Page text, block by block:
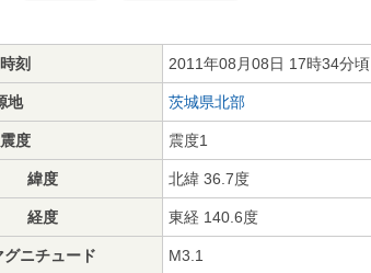
刻 2011年08月08日 17時34分頃
地 茨城県北部
度 震度1
緯度 北緯 36.7度
経度 東経 140.6度
グニチュード M3.1